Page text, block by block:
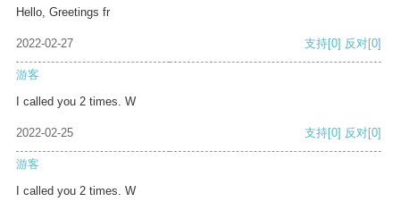
Hello, Greetings fr
2022-02-27 支持[0] 反对[0]
游客
I called you 2 times. W
2022-02-25 支持[0] 反对[0]
游客
I called you 2 times. W